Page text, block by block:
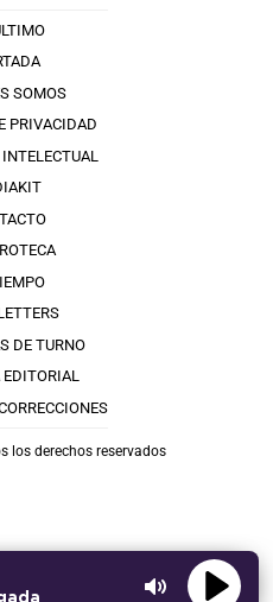
SOMOS
PRIVACIDAD
DE TURNO
los derechos reservados